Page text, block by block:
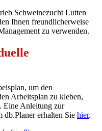
Schweinezucht Lutten
Ihnen freundlicherweise
zu verwenden.
um den
Arbeitsplan zu kleben,
Eine Anleitung zur
erhalten Sie hier.